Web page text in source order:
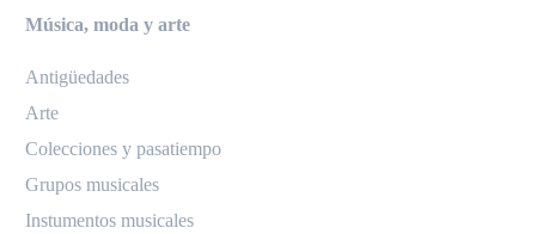
Música, moda y arte
Antigüedades
Arte
Colecciones y pasatiempo
Grupos musicales
Instumentos musicales